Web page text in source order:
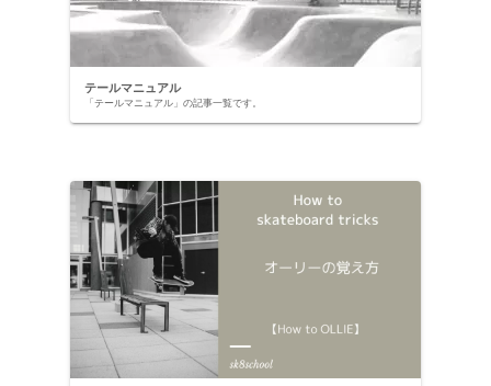
テールマニュアル
「テールマニュアル」の記事一覧です。